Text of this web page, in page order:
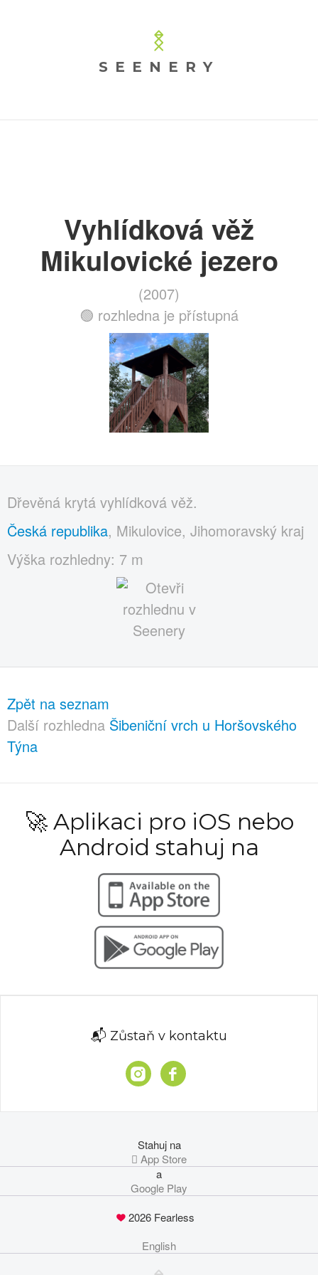
SEENERY
Vyhlídková věž
Mikulovické jezero
(2007)
🟢 rozhledna je přístupná
Dřevěná krytá vyhlídková věž.
Česká republika, Mikulovice, Jihomoravský kraj
Výška rozhledny: 7 m
Zpět na seznam
Další rozhledna Šibeniční vrch u Horšovského
Týna
🚀 Aplikaci pro iOS nebo
Android stahuj na
📬 Zůstaň v kontaktu
Stahuj na
 App Store
a
Google Play
2026 Fearless
English